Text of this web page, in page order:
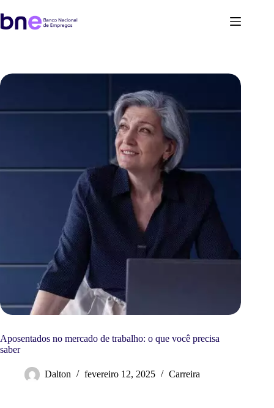
Aposentados no mercado de trabalho: o que você precisa
saber
Dalton fevereiro 12, 2025 Carreira